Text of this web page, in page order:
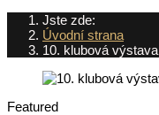
Jste zde:
Úvodní strana
10. klubová výstava
Featured